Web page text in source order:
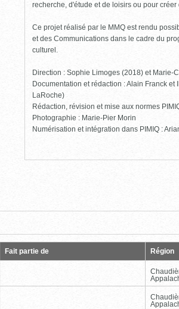
recherche, d'étude et de loisirs ou pour
Ce projet réalisé par le MMQ est rendu
et des Communications dans le cadre du
culturel.
Direction : Sophie Limoges (2018) et Marie-
Documentation et rédaction : Alain Franck
LaRoche)
Rédaction, révision et mise aux normes
Photographie : Marie-Pier Morin
Numérisation et intégration dans PIMIQ :
Fait partie de Région